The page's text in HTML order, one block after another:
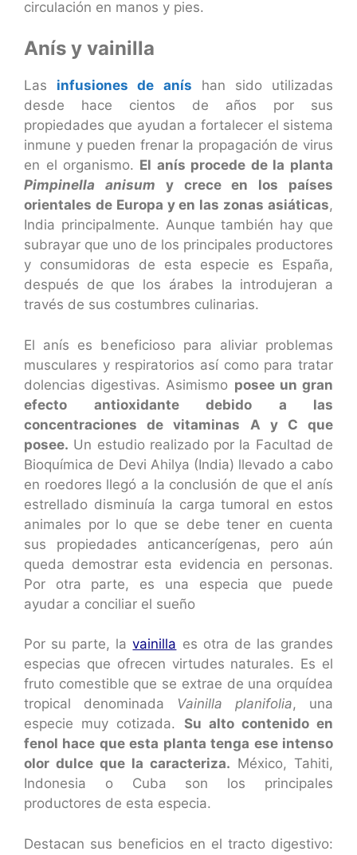
circulación en manos y pies.
Anís y vainilla
Las infusiones de anís han sido utilizadas
desde hace cientos de años por sus
propiedades que ayudan a fortalecer el sistema
inmune y pueden frenar la propagación de virus
en el organismo. El anís procede de la planta
Pimpinella anisum y crece en los países
orientales de Europa y en las zonas asiáticas,
India principalmente. Aunque también hay que
subrayar que uno de los principales productores
y consumidoras de esta especie es España,
después de que los árabes la introdujeran a
través de sus costumbres culinarias.
El anís es beneficioso para aliviar problemas
musculares y respiratorios así como para tratar
dolencias digestivas. Asimismo posee un gran
efecto antioxidante debido a las
concentraciones de vitaminas A y C que
posee. Un estudio realizado por la Facultad de
Bioquímica de Devi Ahilya (India) llevado a cabo
en roedores llegó a la conclusión de que el anís
estrellado disminuía la carga tumoral en estos
animales por lo que se debe tener en cuenta
sus propiedades anticancerígenas, pero aún
queda demostrar esta evidencia en personas.
Por otra parte, es una especia que puede
ayudar a conciliar el sueño
Por su parte, lavainilla es otra de las grandes
especias que ofrecen virtudes naturales. Es el
fruto comestible que se extrae de una orquídea
tropical denominada Vainilla planifolia, una
especie muy cotizada. Su alto contenido en
fenol hace que esta planta tenga ese intenso
olor dulce que la caracteriza. México, Tahiti,
Indonesia o Cuba son los principales
productores de esta especia.
Destacan sus beneficios en el tracto digestivo: